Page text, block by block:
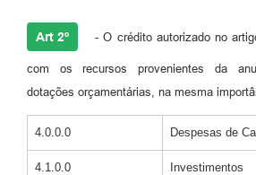
Diário Oficial
Contato
FAQ
Art 2º - O crédito autorizado no
com os recursos provenientes da
dotações orçamentárias, na mesma
4.0.0.0 Despesas de
4.1.0.0 Investimentos